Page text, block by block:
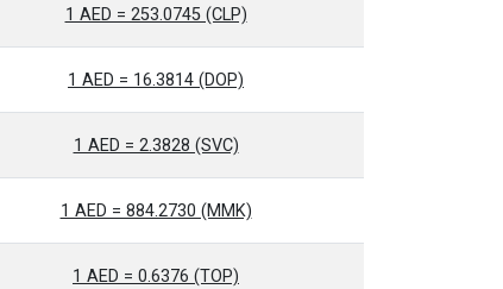
1 AED = 253.0745 (CLP)
1 AED = 16.3814 (DOP)
1 AED = 2.3828 (SVC)
1 AED = 884.2730 (MMK)
1 AED = 0.6376 (TOP)